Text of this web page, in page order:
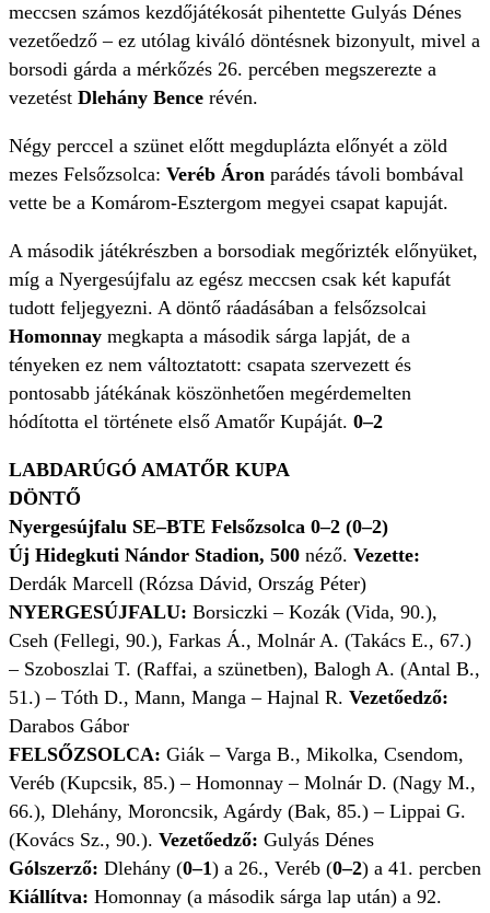
meccsen számos kezdőjátékosát pihentette Gulyás Dénes
vezetőedző – ez utólag kiváló döntésnek bizonyult, mivel a
borsodi gárda a mérkőzés 26. percében megszerezte a
vezetést Dlehány Bence révén.
Négy perccel a szünet előtt megduplázta előnyét a zöld
mezes Felsőzsolca: Veréb Áron parádés távoli bombával
vette be a Komárom-Esztergom megyei csapat kapuját.
A második játékrészben a borsodiak megőrizték előnyüket,
míg a Nyergesújfalu az egész meccsen csak két kapufát
tudott feljegyezni. A döntő ráadásában a felsőzsolcai
Homonnay megkapta a második sárga lapját, de a
tényeken ez nem változtatott: csapata szervezett és
pontosabb játékának köszönhetően megérdemelten
hódította el története első Amatőr Kupáját. 0–2
LABDARÚGÓ AMATŐR KUPA
DÖNTŐ
Nyergesújfalu SE–BTE Felsőzsolca 0–2 (0–2)
Új Hidegkuti Nándor Stadion, 500 néző. Vezette:
Derdák Marcell (Rózsa Dávid, Ország Péter)
NYERGESÚJFALU: Borsiczki – Kozák (Vida, 90.),
Cseh (Fellegi, 90.), Farkas Á., Molnár A. (Takács E., 67.)
– Szoboszlai T. (Raffai, a szünetben), Balogh A. (Antal B.,
51.) – Tóth D., Mann, Manga – Hajnal R. Vezetőedző:
Darabos Gábor
FELSŐZSOLCA: Giák – Varga B., Mikolka, Csendom,
Veréb (Kupcsik, 85.) – Homonnay – Molnár D. (Nagy M.,
66.), Dlehány, Moroncsik, Agárdy (Bak, 85.) – Lippai G.
(Kovács Sz., 90.). Vezetőedző: Gulyás Dénes
Gólszerző: Dlehány (0–1) a 26., Veréb (0–2) a 41. percben
Kiállítva: Homonnay (a második sárga lap után) a 92.